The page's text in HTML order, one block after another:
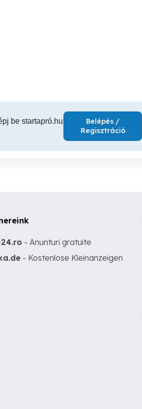
be startapró.hu
Belépés /
Regisztráció
- Anunturi gratuite
- Kostenlose Kleinanzeigen